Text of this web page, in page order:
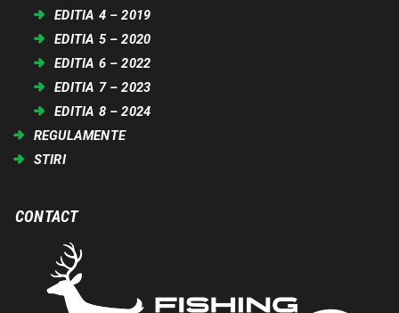
EDITIA 4 – 2019
EDITIA 5 – 2020
EDITIA 6 – 2022
EDITIA 7 – 2023
EDITIA 8 – 2024
REGULAMENTE
STIRI
CONTACT